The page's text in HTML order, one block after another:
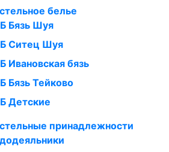
белье
Бязь Шуя
Ситец Шуя
Ивановская бязь
Бязь Тейково
Детские
принадлежности